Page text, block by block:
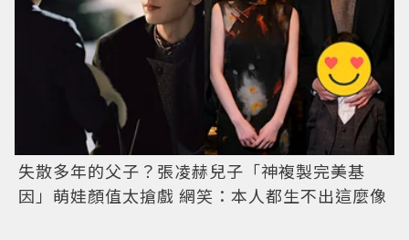
失散多年的父子？張凌赫兒子「神複製完美基
因」萌娃顏值太搶戲 網笑：本人都生不出這麼像